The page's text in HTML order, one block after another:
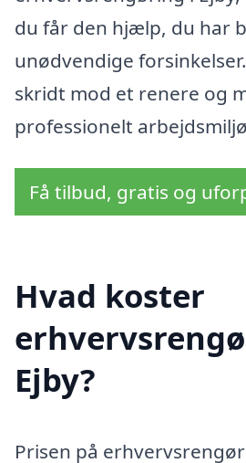
du får den hjælp, du har
unødvendige
skridt mod et renere og
professionelt
Få tilbud, gratis og
Hvad koster
Ejby?
Prisen på